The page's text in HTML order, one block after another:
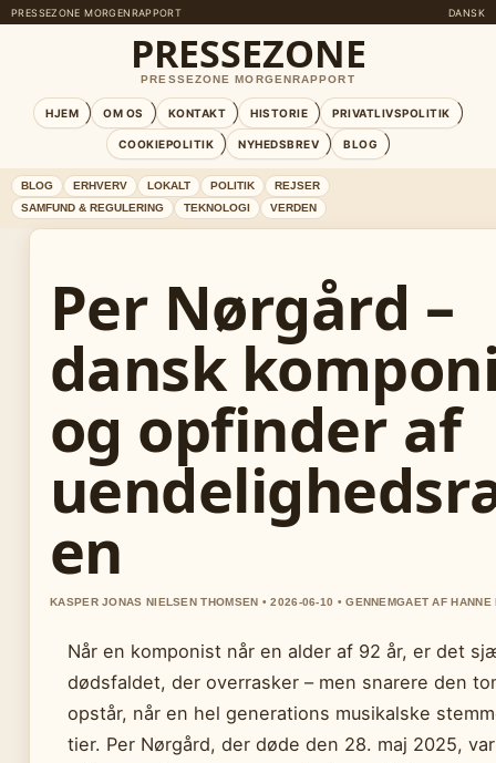
PRESSEZONE MORGENRAPPORT DANSK
PRESSEZONE
PRESSEZONE MORGENRAPPORT
HJEM OM OS KONTAKT HISTORIE PRIVATLIVSPOLITIK
COOKIEPOLITIK NYHEDSBREV BLOG
BLOG ERHVERV LOKALT POLITIK
REJSER
SAMFUND & REGULERING
TEKNOLOGI VERDEN
Per Nørgård –
dansk
og opfinder af
en
KASPER JONAS NIELSEN THOMSEN • 2026-06-10 • GENNEMGAET AF HANNE
Når en komponist når en alder af 92 år, er det
dødsfaldet, der overrasker – men snarere den
opstår, når en hel generations musikalske
tier. Per Nørgård, der døde den 28. maj 2025,